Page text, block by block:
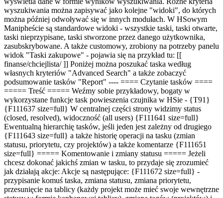
wyszukiwania można zapisywać jako kolejne "widoki", do których
można później odwoływać się w innych modułach. W HSowym
Manipheście są standardowe widoki - wszystkie taski, taski otwarte,
taski nieprzypisane, taski stworzone przez danego użytkownika,
zasubskrybowane. A także customowy, zrobiony na potrzeby panelu
widok "Taski zakupowe" - pojawia się na przykład tu: [[
finanse/chciejlista/ ]] Poniżej można poszukać taska według
własnych kryteriów "Advanced Search" a także zobaczyć
podsumowanie tasków "Report" ---- ==== Czytanie tasków ====
===== Treść ===== Weźmy sobie przykładowy, bogaty w
wykorzystane funkcje task powieszenia czujnika w HSie - {T91}
{F111637 size=full} W centralnej części strony widzimy status
(closed, resolved), widoczność (all users) {F111641 size=full}
Ewentualną hierarchię tasków, jeśli jeden jest zależny od drugiego
{F111643 size=full} a także historię operacji na tasku (zmian
statusu, priorytetu, czy projektów) a także komentarze {F111651
size=full} ===== Komentowanie i zmiany statusu ===== Jeżeli
chcesz dokonać jakichś zmian w tasku, to przydaje się zrozumieć
jak działają akcje: Akcje są następujące: {F111672 size=full} -
przypisanie komuś taska, zmiana statusu, zmiana priorytetu,
przesunięcie na tablicy (każdy projekt może mieć swoje wewnętrzne